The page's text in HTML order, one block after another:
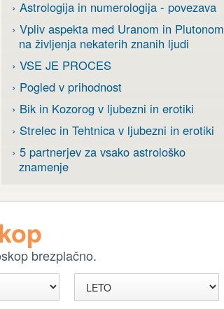
› Astrologija in numerologija - povezava
› Vpliv aspekta med Uranom in Plutonom
na življenja nekaterih znanih ljudi
› VSE JE PROCES
› Pogled v prihodnost
› Bik in Kozorog v ljubezni in erotiki
› Strelec in Tehtnica v ljubezni in erotiki
› 5 partnerjev za vsako astrološko
znamenje
brezplačno.